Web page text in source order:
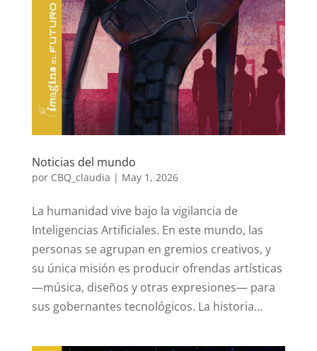
Noticias del mundo
por CBQ_claudia | May 1, 2026
La humanidad vive bajo la vigilancia de
Inteligencias Artificiales. En este mundo, las
personas se agrupan en gremios creativos, y
su única misión es producir ofrendas artísticas
—música, diseños y otras expresiones— para
sus gobernantes tecnológicos. La historia...